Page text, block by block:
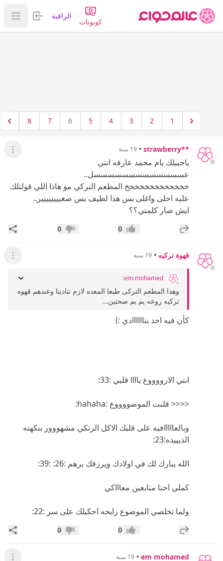
كوبونات
الراقية تسجيل
عرض
1
2
3
4
5
6
7
8
**strawberry
• 19 سنة عرض
ياحبيلك يام محمد عارفه انتي
عسسسسسسسسسسسسسل..
خخخخخخخخخخخخخ المطعم التركي مو هاذا اللي قولتلك
عليه احلى واغلى بس هذا لطيف بس صغيييييييير..
ايش صار كلمتي؟؟
إضافة رد جديد إعجاب0 عدم إعجاب
0
قهوة تركيه • 19 سنة عرض
em mohamed
:
وهذا المطعم التركى طبعا المعده لازم تنادينا وعندهم قهوه
تركيه روعه يم يم صحتين...
كأن فيه احد بناااااادي :)
انتي الارووووع ياااا قلبي :33:
<<<< قلبت الموضووووع :hahaha:
وبالعااااافيه على قلبك الاكل الرتكي مشهووور بنكهته
الذيييذه:23:
الله يبارك لك في اولادك ويرزقك برهم :26: :39:
كملي احنا متابعين معاااكي
ولما تخلصي الموضوع رايحه احكيلك على سر :22:
إضافة رد جديد إعجاب0 عدم إعجاب
0
em mohamed
• 19 سنة